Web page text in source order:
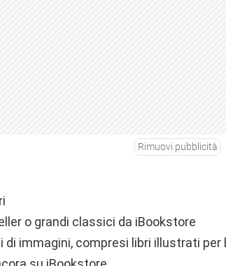
Rimuovi pubblicità
o grandi classici da iBookstore
di immagini, compresi libri illustrati per